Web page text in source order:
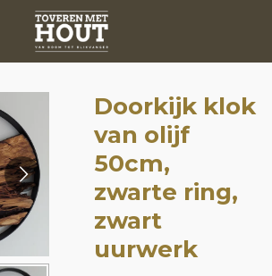
Doorkijk klok
van olijf
50cm,
zwarte ring,
zwart
uurwerk